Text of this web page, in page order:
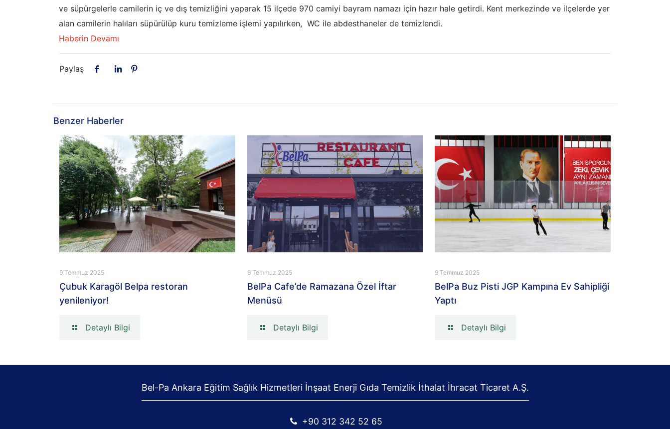
ve süpürgelerle camilerin iç ve dış temizliğini yaparak 15 ilçede 970 camiyi bayram namazı için hazır hale getirdi. Kent merkezinde ve ilçelerde yer
alan camilerin halıları süpürülüp kuru temizleme işlemi yapılırken, WC ile abdesthaneler de temizlendi.
Haberin Devamı
Paylaş
Benzer Haberler
9 Temmuz 2025
Çubuk Karagöl Belpa restoran
yenileniyor!
Detaylı Bilgi
9 Temmuz 2025
BelPa Cafe’de Ramazana Özel İftar
Menüsü
Detaylı Bilgi
9 Temmuz 2025
BelPa Buz Pisti JGP Kampına Ev Sahipliği
Yaptı
Detaylı Bilgi
Bel-Pa Ankara Eğitim Sağlık Hizmetleri İnşaat Enerji Gıda Temizlik İthalat İhracat Ticaret A.Ş.
+90 312 342 52 65